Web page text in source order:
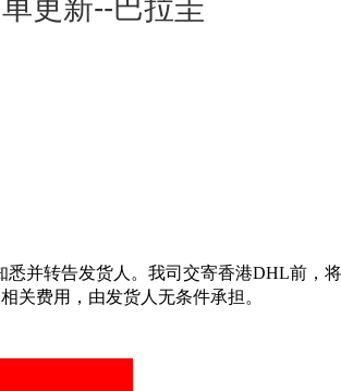
更新--巴拉圭
悉并转告发货人。我司交寄香港DHL前，
关费用，由发货人无条件承担。